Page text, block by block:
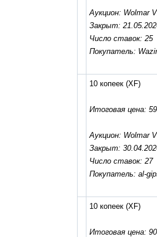
Аукцион: Wolmar
Закрыт:
Число ставок: 25
Покупатель: Wazir
10 копеек(XF)
Итоговая цена:
Аукцион: Wolmar
Закрыт:
Число ставок: 27
Покупатель: al-
10 копеек(XF)
Итоговая цена: